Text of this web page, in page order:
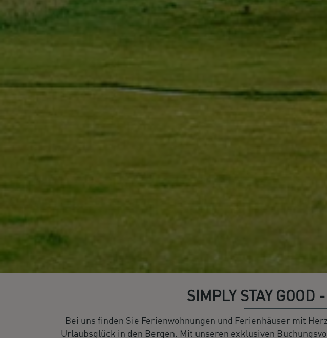
SIMPLY STAY GOOD
Bei uns finden Sie Ferienwohnungen und Ferienhäuser mit
Urlaubsglück in den Bergen. Mit unseren exklusiven